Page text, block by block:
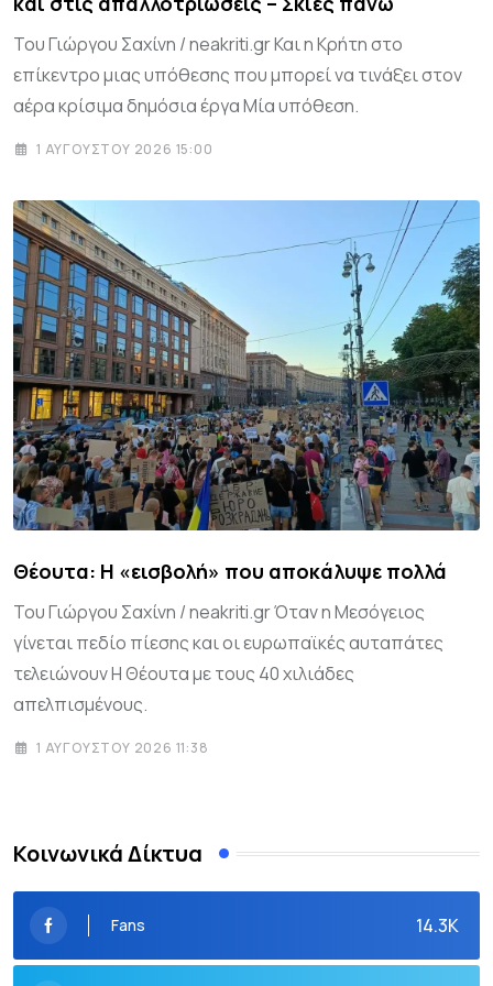
Του Γιώργου Σαχίνη / neakriti.gr Και η Κρήτη στο
επίκεντρο μιας υπόθεσης που μπορεί να τινάξει στον
αέρα κρίσιμα δημόσια έργα Μία υπόθεση.
1 ΑΥΓΟΎΣΤΟΥ 2026 15:00
Θέουτα: Η «εισβολή» που αποκάλυψε πολλά
Του Γιώργου Σαχίνη / neakriti.gr Όταν η Μεσόγειος
γίνεται πεδίο πίεσης και οι ευρωπαϊκές αυταπάτες
τελειώνουν Η Θέουτα με τους 40 χιλιάδες
απελπισμένους.
1 ΑΥΓΟΎΣΤΟΥ 2026 11:38
Κοινωνικά Δίκτυα
14.3K
Fans